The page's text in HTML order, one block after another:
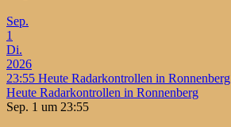
Sep.
1
Di.
2026
23:55 Heute Radarkontrollen in Ronnenberg
Heute Radarkontrollen in Ronnenberg
Sep. 1 um 23:55